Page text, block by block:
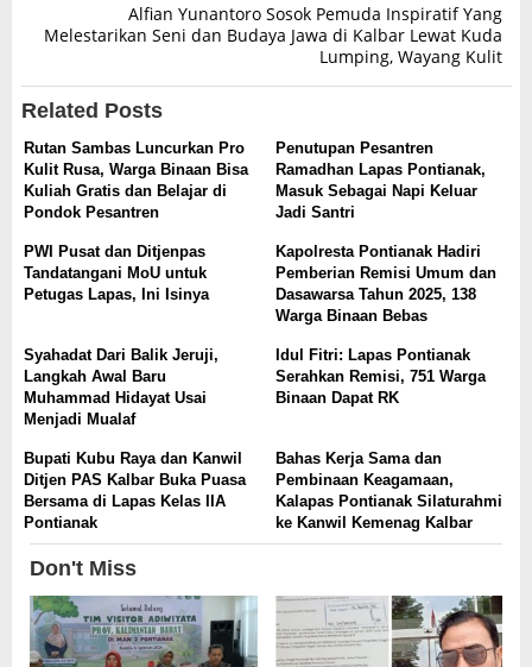
Alfian Yunantoro Sosok Pemuda Inspiratif Yang
Melestarikan Seni dan Budaya Jawa di Kalbar Lewat Kuda
Lumping, Wayang Kulit
Related Posts
Rutan Sambas Luncurkan Pro
Kulit Rusa, Warga Binaan Bisa
Kuliah Gratis dan Belajar di
Pondok Pesantren
Penutupan Pesantren
Ramadhan Lapas Pontianak,
Masuk Sebagai Napi Keluar
Jadi Santri
PWI Pusat dan Ditjenpas
Tandatangani MoU untuk
Petugas Lapas, Ini Isinya
Kapolresta Pontianak Hadiri
Pemberian Remisi Umum dan
Dasawarsa Tahun 2025, 138
Warga Binaan Bebas
Syahadat Dari Balik Jeruji,
Langkah Awal Baru
Muhammad Hidayat Usai
Menjadi Mualaf
Idul Fitri: Lapas Pontianak
Serahkan Remisi, 751 Warga
Binaan Dapat RK
Bupati Kubu Raya dan Kanwil
Ditjen PAS Kalbar Buka Puasa
Bersama di Lapas Kelas IIA
Pontianak
Bahas Kerja Sama dan
Pembinaan Keagamaan,
Kalapas Pontianak Silaturahmi
ke Kanwil Kemenag Kalbar
Don't Miss